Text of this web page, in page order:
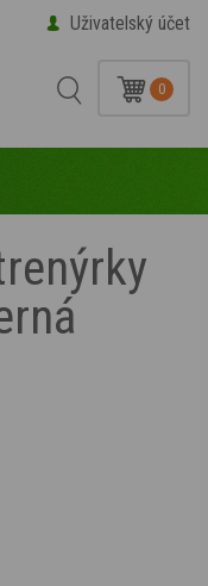
Uživatelský účet
0